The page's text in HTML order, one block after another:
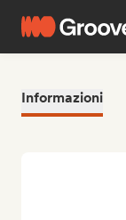
Informazioni